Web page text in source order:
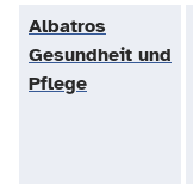
Albatros
Gesundheit und
Pflege